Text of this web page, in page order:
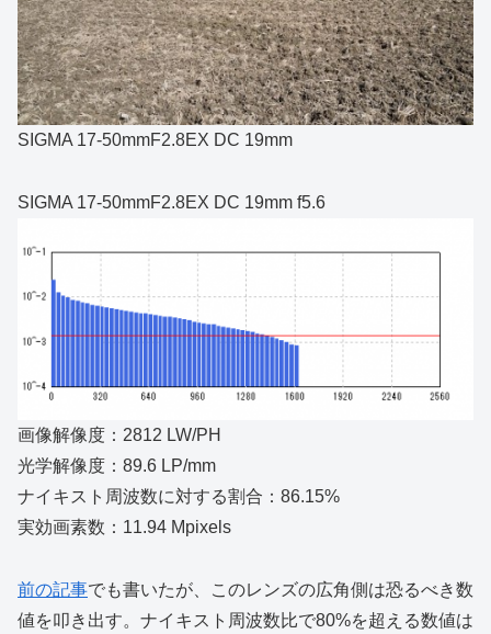
SIGMA 17-50mmF2.8EX DC 19mm
SIGMA 17-50mmF2.8EX DC 19mm f5.6
画像解像度：2812 LW/PH
光学解像度：89.6 LP/mm
ナイキスト周波数に対する割合：86.15%
実効画素数：11.94 Mpixels
前の記事でも書いたが、このレンズの広角側は恐るべき数
値を叩き出す。ナイキスト周波数比で80%を超える数値は